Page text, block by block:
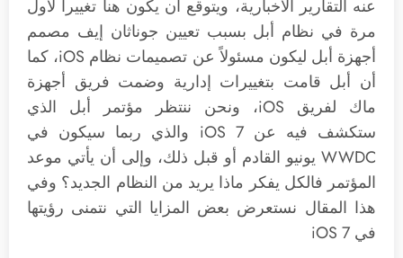
عنه التقارير الاخبارية، ويتوقع أن يكون هنا تغييراً لأول
مرة في نظام أبل بسبب تعيين جوناثان إيف مصمم
أجهزة أبل ليكون مسئولاً عن تصميمات نظام iOS، كما
أن أبل قامت بتغييرات إدارية وضمت فريق أجهزة
ماك لفريق iOS، ونحن ننتظر مؤتمر أبل الذي
ستكشف فيه عن iOS 7 والذي ربما سيكون في
WWDC يونيو القادم أو قبل ذلك، وإلى أن يأتي موعد
المؤتمر فالكل يفكر ماذا يريد من النظام الجديد؟ وفي
هذا المقال نستعرض بعض المزايا التي نتمنى رؤيتها
في iOS 7